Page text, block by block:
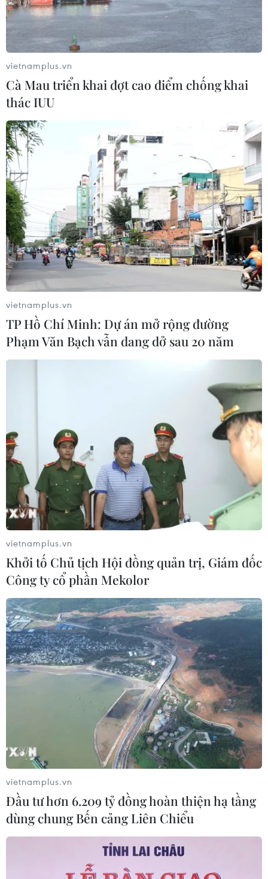
vietnamplus.vn
Cà Mau triển khai đợt cao điểm chống khai
thác IUU
vietnamplus.vn
TP Hồ Chí Minh: Dự án mở rộng đường
Phạm Văn Bạch vẫn dang dở sau 20 năm
vietnamplus.vn
Khởi tố Chủ tịch Hội đồng quản trị, Giám đốc
Công ty cổ phần Mekolor
vietnamplus.vn
Đầu tư hơn 6.209 tỷ đồng hoàn thiện hạ tầng
dùng chung Bến cảng Liên Chiểu